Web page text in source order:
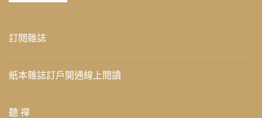
訂閱雜誌
紙本雜誌訂戶開通線上閱讀
聽 禪